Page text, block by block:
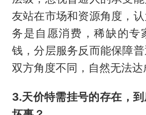
友站在市场和资源角度，
务是自愿消费，稀缺的专
钱，分层服务反而能保障普
双方角度不同，自然无法达
3.天价特需挂号的存在，